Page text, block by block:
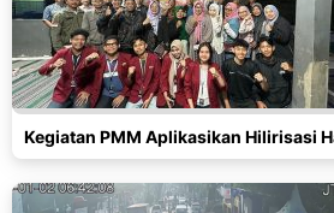
Kegiatan PMM Aplikasikan Hilirisasi